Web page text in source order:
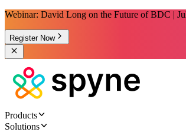
Webinar: David Long on the Future of BDC |
Register Now
Products
Solutions